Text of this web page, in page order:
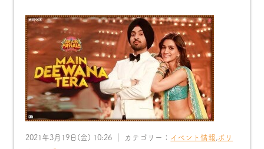
2021年3月19日(金) 10:26 ｜ カテゴリー： イベント情報 ,ボリ